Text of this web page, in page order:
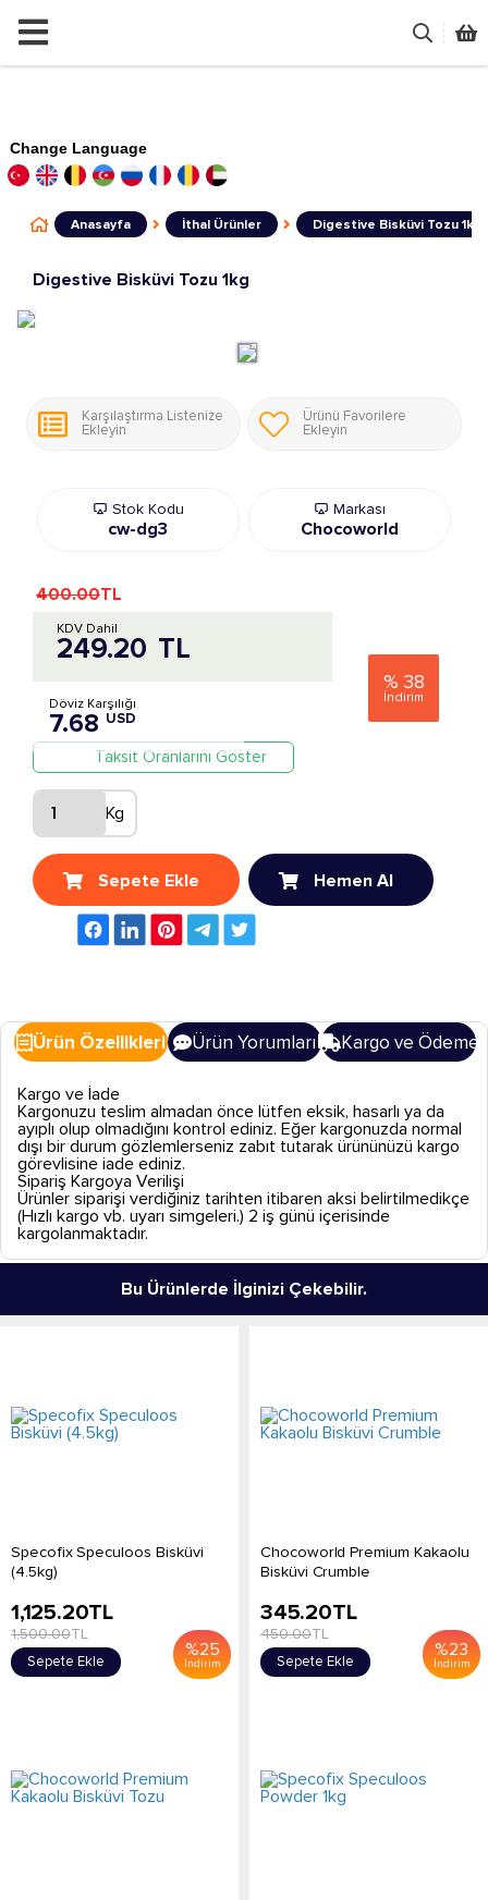
Change Language
Anasayfa İthal Ürünler Digestive Bisküvi Tozu 1kg
Digestive Bisküvi Tozu 1kg
Karşılaştırma Listenize
Ekleyin
Ürünü Favorilere
Ekleyin
Stok Kodu
cw-dg3
Markası
Chocoworld
% 38
İndirim
400.00TL
249.20 TL
KDV Dahil
Döviz Karşılığı
7.68 USD
Taksit Oranlarını Göster
Kg
Sepete Ekle Hemen Al
Ürün Özellikleri Ürün Yorumları Kargo ve Ödeme
Kargo ve İade
Kargonuzu teslim almadan önce lütfen eksik, hasarlı ya da
ayıplı olup olmadığını kontrol ediniz. Eğer kargonuzda normal
dışı bir durum gözlemlerseniz zabıt tutarak ürününüzü kargo
görevlisine iade ediniz.
Sipariş Kargoya Verilişi
Ürünler siparişi verdiğiniz tarihten itibaren aksi belirtilmedikçe
(Hızlı kargo vb. uyarı simgeleri.) 2 iş günü içerisinde
kargolanmaktadır.
Bu Ürünlerde İlginizi Çekebilir.
Specofix Speculoos Bisküvi
(4.5kg)
%25
İndirim
1,125.20TL
1,500.00TL
Sepete Ekle
Chocoworld Premium Kakaolu
Bisküvi Crumble
%23
İndirim
345.20TL
450.00TL
Sepete Ekle